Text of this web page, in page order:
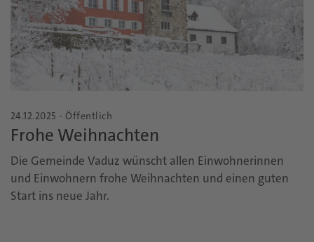
24.12.2025 - Öffentlich
Frohe Weihnachten
Die Gemeinde Vaduz wünscht allen Einwohnerinnen
und Einwohnern frohe Weihnachten und einen guten
Start ins neue Jahr.